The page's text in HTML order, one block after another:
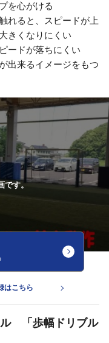
を心がける
れると、スピードが上
きくなりにくい
ードが落ちにくい
出来るイメージをもつ
です。
はこちら
ル 「歩幅ドリブル